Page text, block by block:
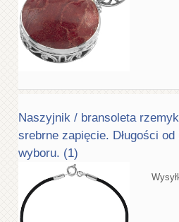
Naszyjnik / bransoleta
srebrne zapięcie. Długości
wyboru. (1)